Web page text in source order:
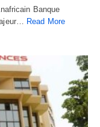
Banque
Read More